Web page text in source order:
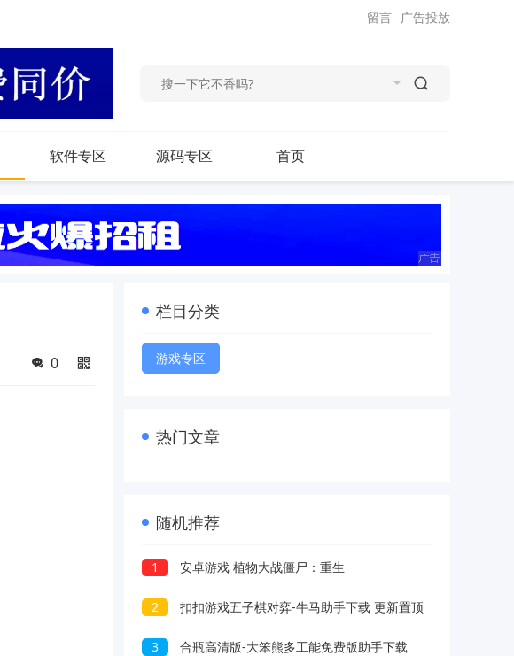
广告投放
留言
软件专区 源码专区 首页
0
栏目分类
游戏专区
热门文章
随机推荐
1 安卓游戏 植物大战僵尸：重生
2 扣扣游戏五子棋对弈-牛马助手下载 更新置顶
3 合瓶高清版-大笨熊多工能免费版助手下载